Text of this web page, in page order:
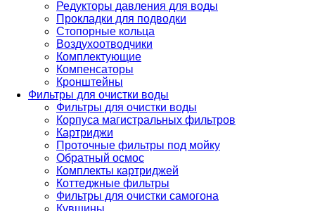
Редукторы давления для воды
Прокладки для подводки
Стопорные кольца
Воздухоотводчики
Комплектующие
Компенсаторы
Кронштейны
Фильтры для очистки воды
Фильтры для очистки воды
Корпуса магистральных фильтров
Картриджи
Проточные фильтры под мойку
Обратный осмос
Комплекты картриджей
Коттеджные фильтры
Фильтры для очистки самогона